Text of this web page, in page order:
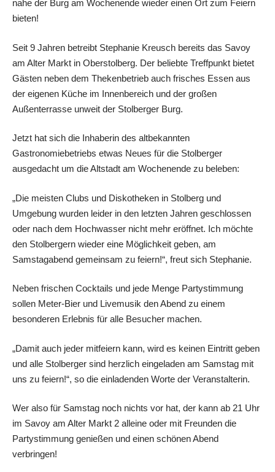
nahe der Burg am Wochenende wieder einen Ort zum Feiern
bieten!
Seit 9 Jahren betreibt Stephanie Kreusch bereits das Savoy
am Alter Markt in Oberstolberg. Der beliebte Treffpunkt bietet
Gästen neben dem Thekenbetrieb auch frisches Essen aus
der eigenen Küche im Innenbereich und der großen
Außenterrasse unweit der Stolberger Burg.
Jetzt hat sich die Inhaberin des altbekannten
Gastronomiebetriebs etwas Neues für die Stolberger
ausgedacht um die Altstadt am Wochenende zu beleben:
„Die meisten Clubs und Diskotheken in Stolberg und
Umgebung wurden leider in den letzten Jahren geschlossen
oder nach dem Hochwasser nicht mehr eröffnet. Ich möchte
den Stolbergern wieder eine Möglichkeit geben, am
Samstagabend gemeinsam zu feiern!“, freut sich Stephanie.
Neben frischen Cocktails und jede Menge Partystimmung
sollen Meter-Bier und Livemusik den Abend zu einem
besonderen Erlebnis für alle Besucher machen.
„Damit auch jeder mitfeiern kann, wird es keinen Eintritt geben
und alle Stolberger sind herzlich eingeladen am Samstag mit
uns zu feiern!“, so die einladenden Worte der Veranstalterin.
Wer also für Samstag noch nichts vor hat, der kann ab 21 Uhr
im Savoy am Alter Markt 2 alleine oder mit Freunden die
Partystimmung genießen und einen schönen Abend
verbringen!